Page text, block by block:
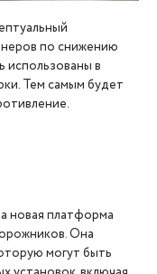
по снижению
использованы в
Тем самым будет
новая платформа
Она
могут быть